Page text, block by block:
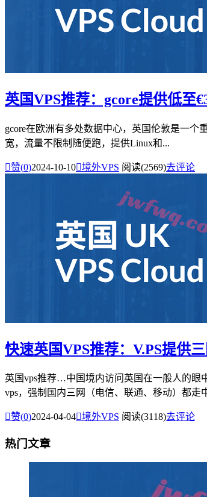
英国VPS推荐：gcore提供低至
gcore在欧洲有多处数据中心，英国伦敦是一个
宽，流量不限制随便跑，提供Linux和...
赞(0)2024-10-10境外VPS 阅读(2569)去评论
快速英国VPS推荐：V.PS提供
英国vps推荐…中国境内访问英国在一般人的眼
vps，强制国内三网（电信、联通、移动）都走
赞(0)2024-04-04境外VPS 阅读(3118)去评论
热门文章